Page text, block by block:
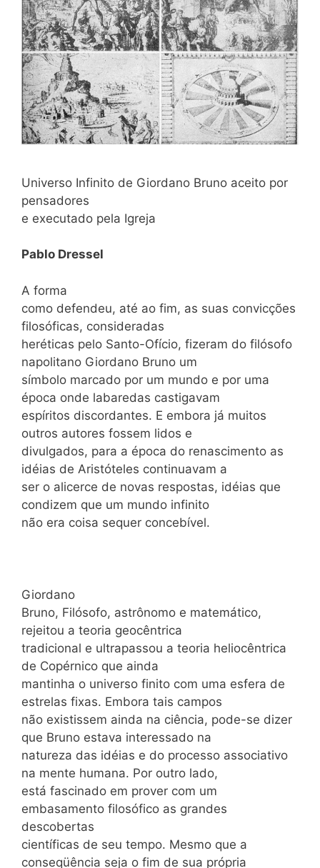
Universo Infinito de Giordano Bruno aceito por
pensadores
e executado pela Igreja
Pablo Dressel
A forma
como defendeu, até ao fim, as suas convicções
filosóficas, consideradas
heréticas pelo Santo-Ofício, fizeram do filósofo
napolitano Giordano Bruno um
símbolo marcado por um mundo e por uma
época onde labaredas castigavam
espíritos discordantes. E embora já muitos
outros autores fossem lidos e
divulgados, para a época do renascimento as
idéias de Aristóteles continuavam a
ser o alicerce de novas respostas, idéias que
condizem que um mundo infinito
não era coisa sequer concebível.
Giordano
Bruno, Filósofo, astrônomo e matemático,
rejeitou a teoria geocêntrica
tradicional e ultrapassou a teoria heliocêntrica
de Copérnico que ainda
mantinha o universo finito com uma esfera de
estrelas fixas. Embora tais campos
não existissem ainda na ciência, pode-se dizer
que Bruno estava interessado na
natureza das idéias e do processo associativo
na mente humana. Por outro lado,
está fascinado em prover com um
embasamento filosófico as grandes
descobertas
científicas de seu tempo. Mesmo que a
conseqüência seja o fim de sua própria